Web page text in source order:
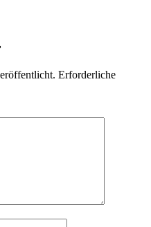
Erforderliche